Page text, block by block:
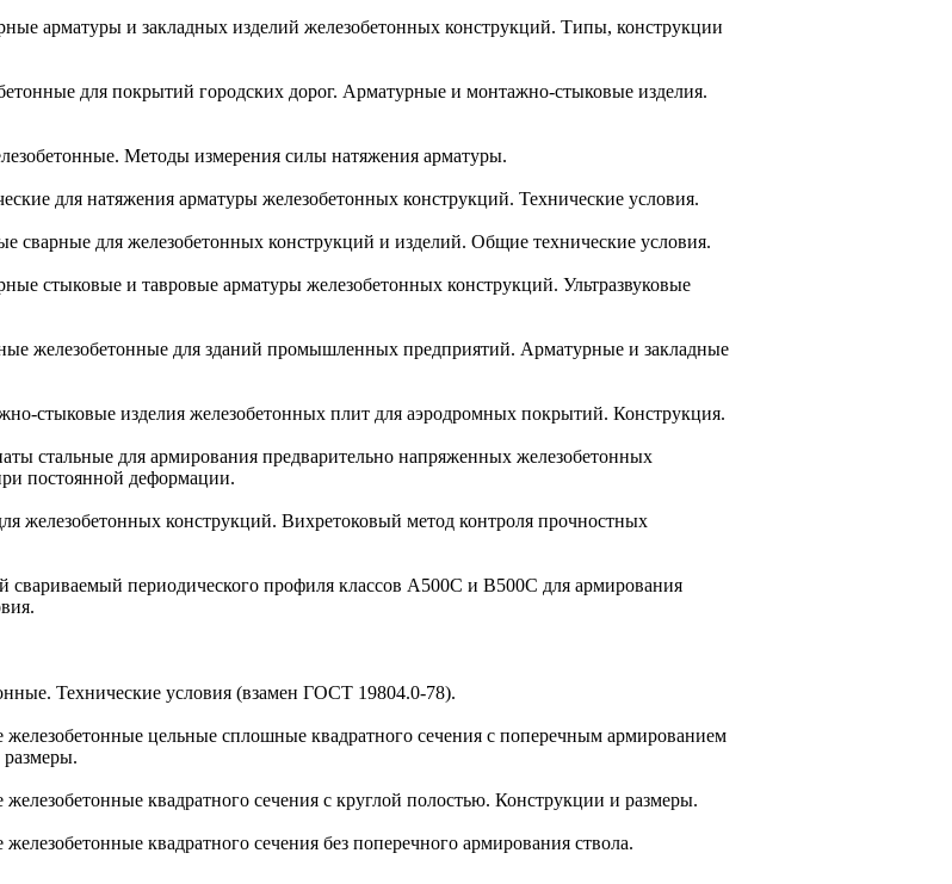
арматуры и закладных изделий железобетонных конструкций. Типы, конструкции
для покрытий городских дорог. Арматурные и монтажно-стыковые изделия.
Методы измерения силы натяжения арматуры.
для натяжения арматуры железобетонных конструкций. Технические условия.
сварные для железобетонных конструкций и изделий. Общие технические условия.
стыковые и тавровые арматуры железобетонных конструкций. Ультразвуковые
железобетонные для зданий промышленных предприятий. Арматурные и закладные
стыковые изделия железобетонных плит для аэродромных покрытий. Конструкция.
стальные для армирования предварительно напряженных железобетонных
постоянной деформации.
железобетонных конструкций. Вихретоковый метод контроля прочностных
периодического профиля классов А500С и В500С для армирования
Технические условия (взамен ГОСТ 19804.0-78).
цельные сплошные квадратного сечения с поперечным армированием
квадратного сечения с круглой полостью. Конструкции и размеры.
квадратного сечения без поперечного армирования ствола.